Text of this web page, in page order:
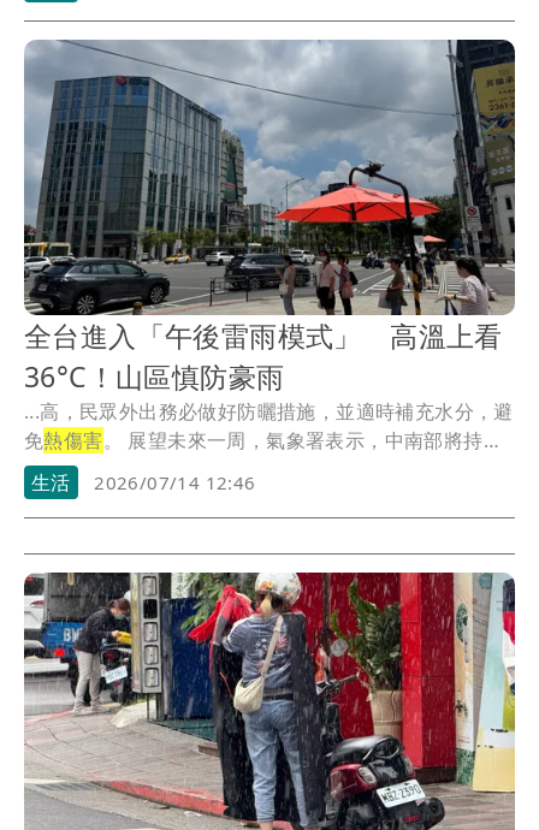
全台進入「午後雷雨模式」 高溫上看
36°C！山區慎防豪雨
...高，民眾外出務必做好防曬措施，並適時補充水分，避
免熱傷害。 展望未來一周，氣象署表示，中南部將持
續...
生活 2026/07/14 12:46